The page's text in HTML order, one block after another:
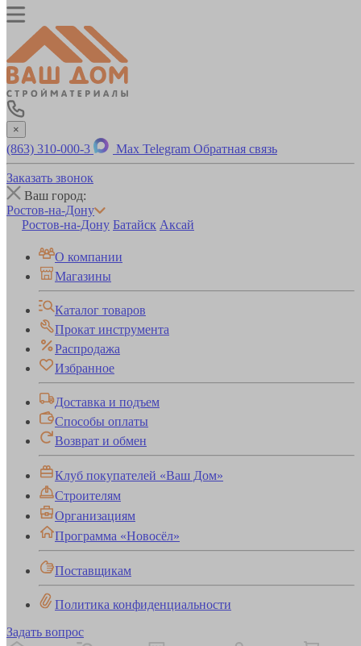
×
(863) 310-000-3 Max Telegram Обратная связь
Заказать звонок
Ваш город:
Ростов-на-Дону
Ростов-на-Дону Батайск Аксай
О компании
Магазины
Каталог товаров
Прокат инструмента
Распродажа
Избранное
Доставка и подъем
Способы оплаты
Возврат и обмен
Клуб покупателей «Ваш Дом»
Строителям
Организациям
Программа «Новосёл»
Поставщикам
Политика конфиденциальности
Задать вопрос